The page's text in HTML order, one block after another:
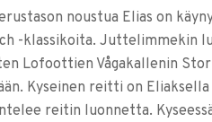
noustua Elias on
-klassikoita. Juttelimmekin
Lofoottien Vågakallenin
Kyseinen reitti on
reitin luonnetta.